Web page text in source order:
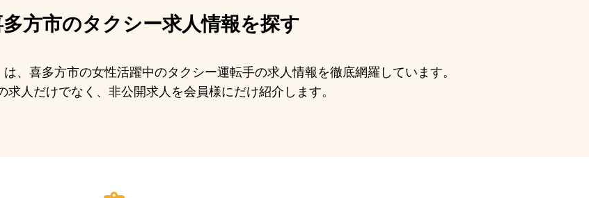
方市のタクシー求人情報を探す
、喜多方市の女性活躍中のタクシー運転手の求人情報を徹底網羅しています。
求人だけでなく、非公開求人を会員様にだけ紹介します。